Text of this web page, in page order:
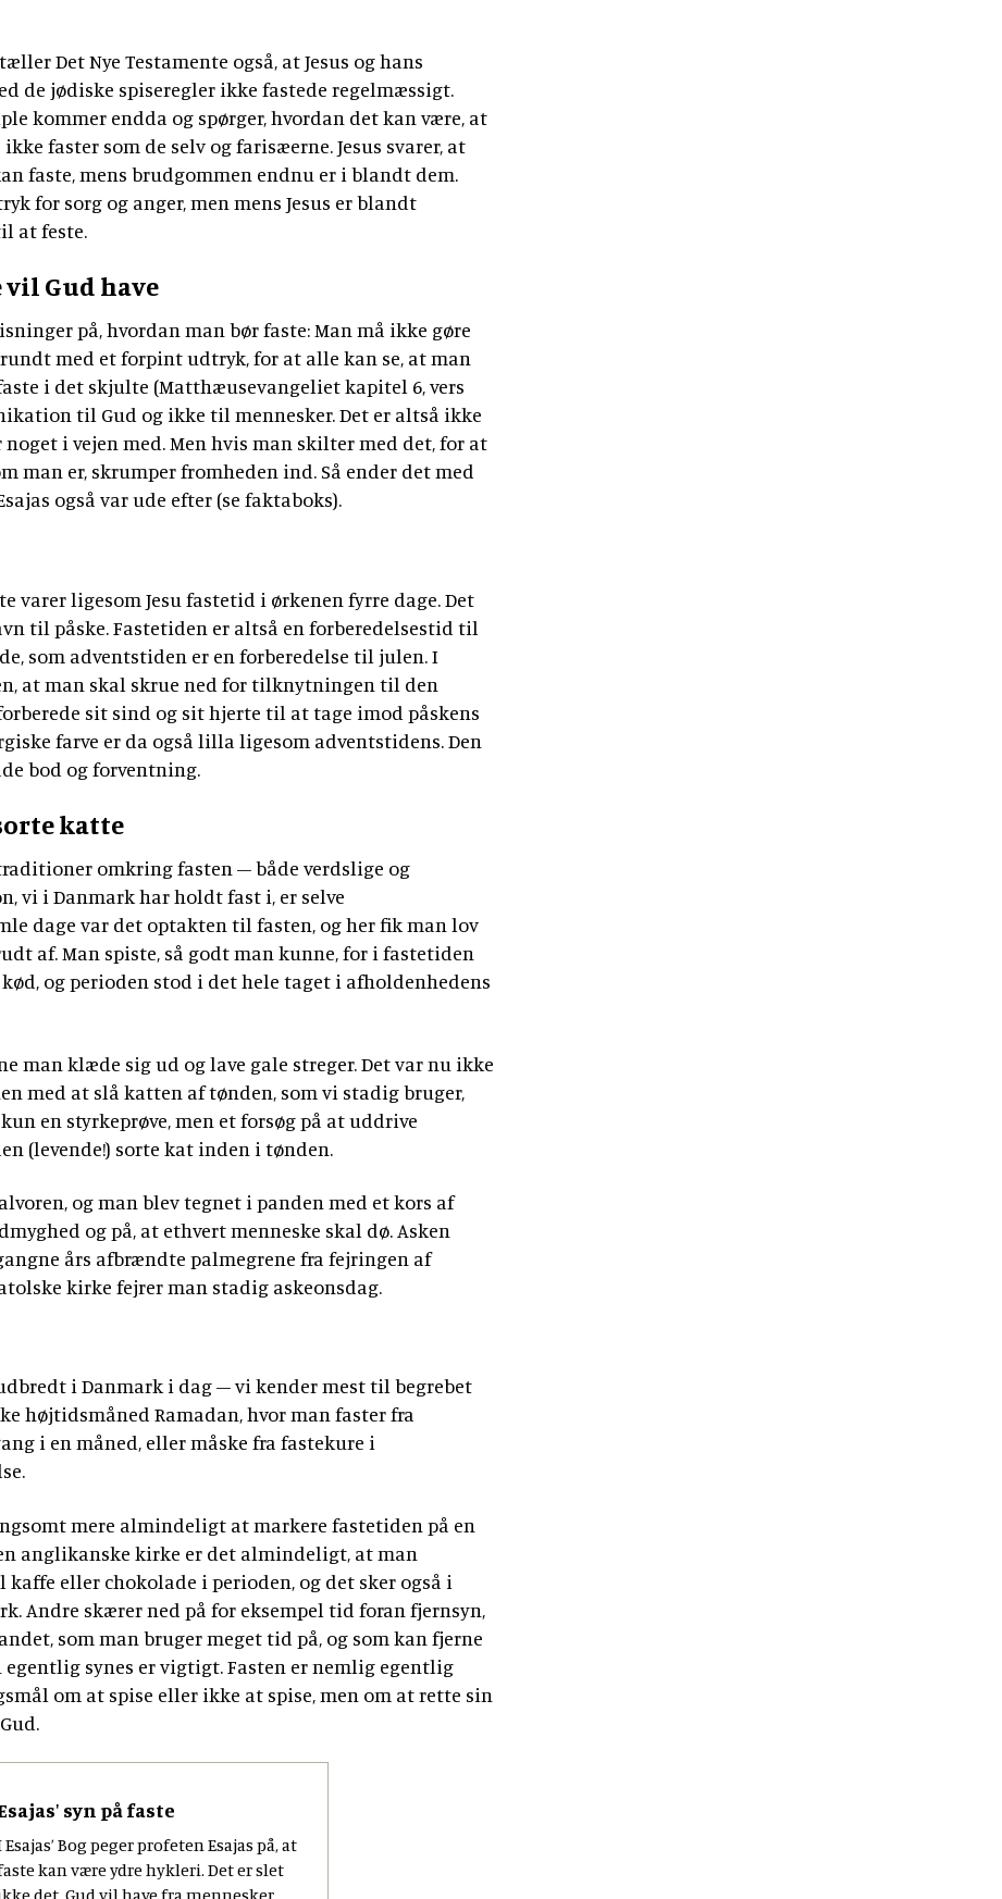
Det Nye Testamente også, at Jesus og hans
de jødiske spiseregler ikke fastede regelmæssigt.
kommer endda og spørger, hvordan det kan være, at
faster som de selv og farisæerne. Jesus svarer, at
faste, mens brudgommen endnu er i blandt dem.
for sorg og anger, men mens Jesus er blandt
at feste.
vil Gud have
på, hvordan man bør faste: Man må ikke gøre
med et forpint udtryk, for at alle kan se, at man
i det skjulte (Matthæusevangeliet kapitel 6, vers
til Gud og ikke til mennesker. Det er altså ikke
noget i vejen med. Men hvis man skilter med det, for at
man er, skrumper fromheden ind. Så ender det med
også var ude efter (se faktaboks).
varer ligesom Jesu fastetid i ørkenen fyrre dage. Det
til påske. Fastetiden er altså en forberedelsestid til
som adventstiden er en forberedelse til julen. I
at man skal skrue ned for tilknytningen til den
sit sind og sit hjerte til at tage imod påskens
farve er da også lilla ligesom adventstidens. Den
bod og forventning.
katte
omkring fasten – både verdslige og
vi i Danmark har holdt fast i, er selve
dage var det optakten til fasten, og her fik man lov
af. Man spiste, så godt man kunne, for i fastetiden
og perioden stod i det hele taget i afholdenhedens
man klæde sig ud og lave gale streger. Det var nu ikke
med at slå katten af tønden, som vi stadig bruger,
en styrkeprøve, men et forsøg på at uddrive
(levende!) sorte kat inden i tønden.
og man blev tegnet i panden med et kors af
og på, at ethvert menneske skal dø. Asken
års afbrændte palmegrene fra fejringen af
kirke fejrer man stadig askeonsdag.
i Danmark i dag – vi kender mest til begrebet
højtidsmåned Ramadan, hvor man faster fra
i en måned, eller måske fra fastekure i
mere almindeligt at markere fastetiden på en
anglikanske kirke er det almindeligt, at man
kaffe eller chokolade i perioden, og det sker også i
Andre skærer ned på for eksempel tid foran fjernsyn,
som man bruger meget tid på, og som kan fjerne
egentlig synes er vigtigt. Fasten er nemlig egentlig
om at spise eller ikke at spise, men om at rette sin
syn på faste
Esajas’ Bog peger profeten Esajas på, at
kan være ydre hykleri. Det er slet